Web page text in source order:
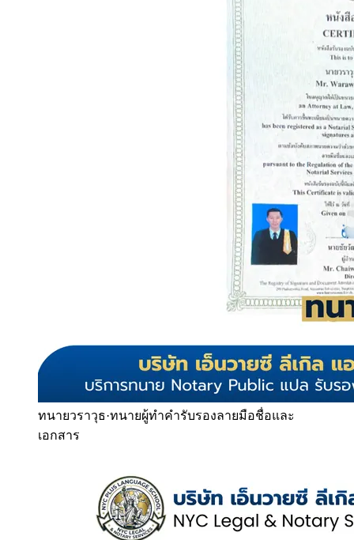
ทนายวราวุธ·ทนายผู้ทำคำรับรองลายมือชื่อและ
เอกสาร